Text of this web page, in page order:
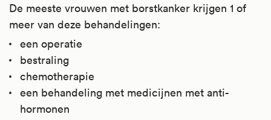
De meeste vrouwen met borstkanker krijgen 1 of
meer van deze behandelingen:
een operatie
bestraling
chemotherapie
een behandeling met medicijnen met anti-
hormonen